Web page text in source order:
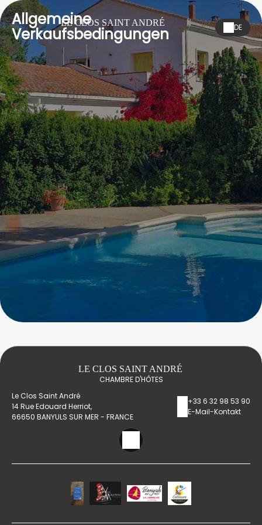
LE CLOS SAINT ANDRÉ DE
Allgemeine
Verkaufsbedingungen
LE CLOS SAINT ANDRÉ
CHAMBRE D'HÔTES
Le Clos Saint André
14 Rue Edouard Herriot,
66650 BANYULS SUR MER - FRANCE
+33 6 32 98 53 90
E-Mail-Kontakt